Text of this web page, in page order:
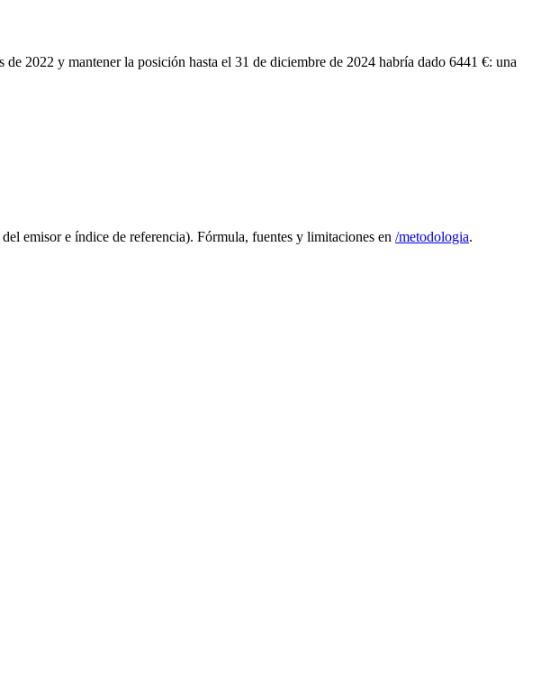
de 2022 y mantener la posición hasta el 31 de diciembre de 2024 habría dado 6441 €: una
emisor e índice de referencia). Fórmula, fuentes y limitaciones en /metodologia.